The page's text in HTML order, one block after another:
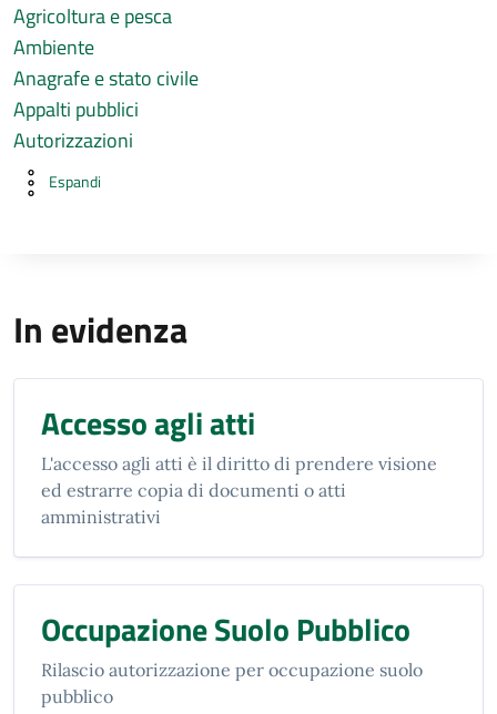
Agricoltura e pesca
Ambiente
Anagrafe e stato civile
Appalti pubblici
Autorizzazioni
Espandi
In evidenza
Accesso agli atti
L'accesso agli atti è il diritto di prendere visione
ed estrarre copia di documenti o atti
amministrativi
Occupazione Suolo Pubblico
Rilascio autorizzazione per occupazione suolo
pubblico